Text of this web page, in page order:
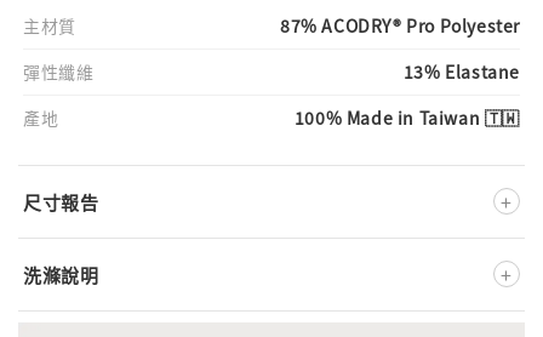
主材質
87% ACODRY® Pro Polyester
彈性纖維
13% Elastane
產地
100% Made in Taiwan 🇹🇼
尺寸報告 +
洗滌說明 +